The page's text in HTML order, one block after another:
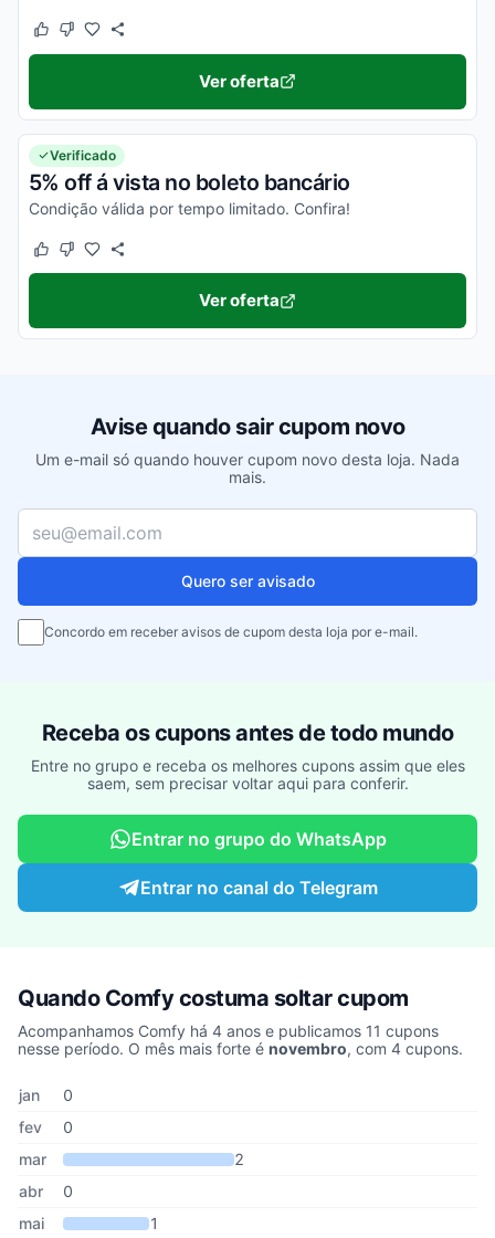
Este cupom funcionou
Este cupom não funcionou
Ver oferta
Verificado
5% off á vista no boleto bancário
Condição válida por tempo limitado. Confira!
Este cupom funcionou
Este cupom não funcionou
Ver oferta
Avise quando sair cupom novo
Um e-mail só quando houver cupom novo desta loja. Nada
mais.
Seu e-mail
Quero ser avisado
Concordo em receber avisos de cupom desta loja por e-mail.
Receba os cupons antes de todo mundo
Entre no grupo e receba os melhores cupons assim que eles
saem, sem precisar voltar aqui para conferir.
Entrar no grupo do WhatsApp
Entrar no canal do Telegram
Quando Comfy costuma soltar cupom
Acompanhamos Comfy há 4 anos e publicamos 11 cupons
nesse período. O mês mais forte é novembro, com 4 cupons.
Cupons de Comfy publicados por mês, somando os últimos 4
Mês Cupons publicados
jan
0
fev
0
mar
2
abr
0
mai
1